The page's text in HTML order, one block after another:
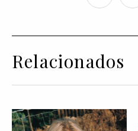
Relacionados